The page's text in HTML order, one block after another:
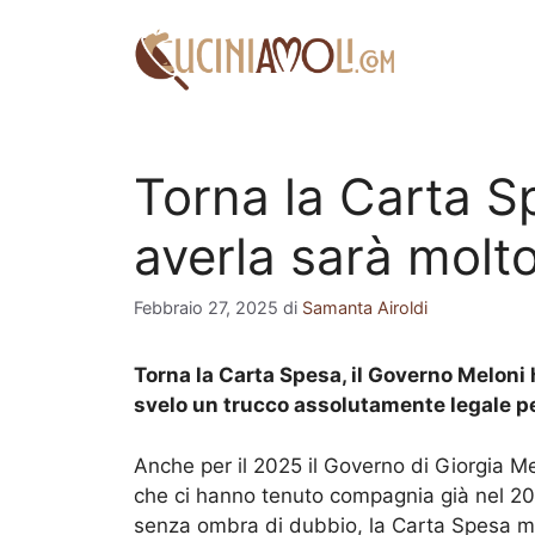
Torna la Carta
averla sarà
Febbraio 27, 2025 di Samanta Airoldi
Torna la Carta Spesa, il Governo
svelo un trucco assolutamente legale
Anche per il 2025 il Governo di Giorgia
che ci hanno tenuto compagnia già nel
senza ombra di dubbio, la Carta Spesa